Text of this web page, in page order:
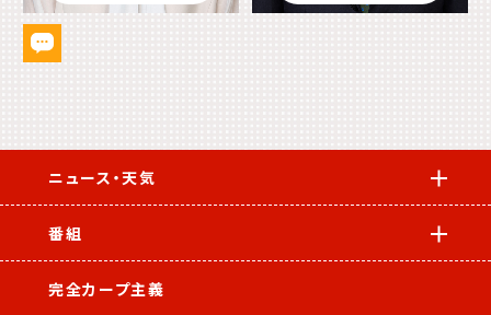
ニュース・天気
番組
完全カープ主義